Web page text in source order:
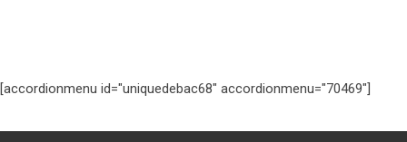
[accordionmenu id="uniquedebac68" accordionmenu="70469"]